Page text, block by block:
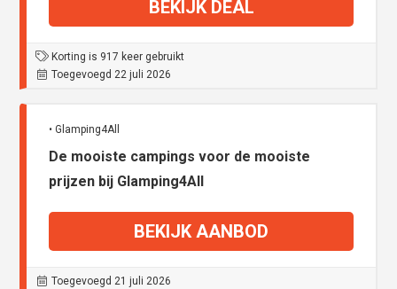
BEKIJK DEAL
Korting is 917 keer gebruikt
Toegevoegd 22 juli 2026
• Glamping4All
De mooiste campings voor de mooiste
prijzen bij Glamping4All
BEKIJK AANBOD
Toegevoegd 21 juli 2026